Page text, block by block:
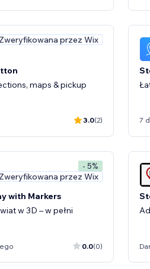
Zweryfikowana przez Wix
maps & pickup
3.0(2) 7
- 5%
Zweryfikowana przez Wix
with Markers
w 3D – w pełni
0.0(0)